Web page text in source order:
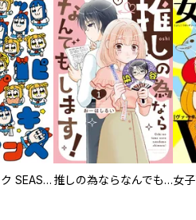
ポプテピピック SEASON EIGHT 推しの為ならなんでもします！女